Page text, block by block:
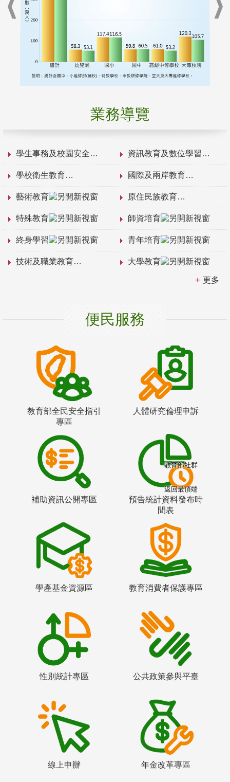
業務導覽
學生事務及校園安全 資訊教育及數位學習
學校衛生教育 國際及兩岸教育
藝術教育 原住民族教育
特殊教育 師資培育
終身學習 青年培育
技術及職業教育 大學教育
更多
便民服務
教育部全民安全指引
專區
人體研究倫理申訴
補助資訊公開專區
預告統計資料發布時
間表
學產基金資源區 教育消費者保護專區
性別統計專區 公共政策參與平臺
線上申辦 年金改革專區
教育部社群
返回最頂端